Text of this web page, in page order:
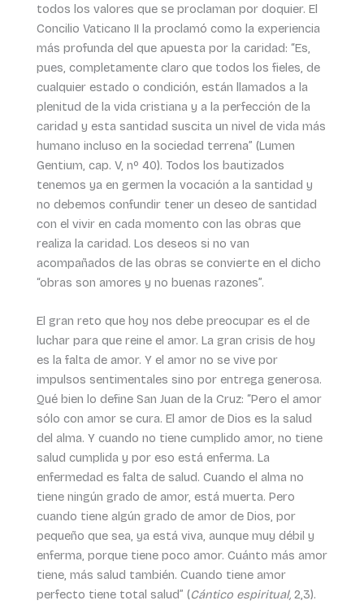
todos los valores que se proclaman por doquier. El
Concilio Vaticano II la proclamó como la experiencia
más profunda del que apuesta por la caridad: “Es,
pues, completamente claro que todos los fieles, de
cualquier estado o condición, están llamados a la
plenitud de la vida cristiana y a la perfección de la
caridad y esta santidad suscita un nivel de vida más
humano incluso en la sociedad terrena” (Lumen
Gentium, cap. V, nº 40). Todos los bautizados
tenemos ya en germen la vocación a la santidad y
no debemos confundir tener un deseo de santidad
con el vivir en cada momento con las obras que
realiza la caridad. Los deseos si no van
acompañados de las obras se convierte en el dicho
“obras son amores y no buenas razones”.
El gran reto que hoy nos debe preocupar es el de
luchar para que reine el amor. La gran crisis de hoy
es la falta de amor. Y el amor no se vive por
impulsos sentimentales sino por entrega generosa.
Qué bien lo define San Juan de la Cruz: “Pero el amor
sólo con amor se cura. El amor de Dios es la salud
del alma. Y cuando no tiene cumplido amor, no tiene
salud cumplida y por eso está enferma. La
enfermedad es falta de salud. Cuando el alma no
tiene ningún grado de amor, está muerta. Pero
cuando tiene algún grado de amor de Dios, por
pequeño que sea, ya está viva, aunque muy débil y
enferma, porque tiene poco amor. Cuánto más amor
tiene, más salud también. Cuando tiene amor
perfecto tiene total salud” (Cántico espiritual, 2,3).